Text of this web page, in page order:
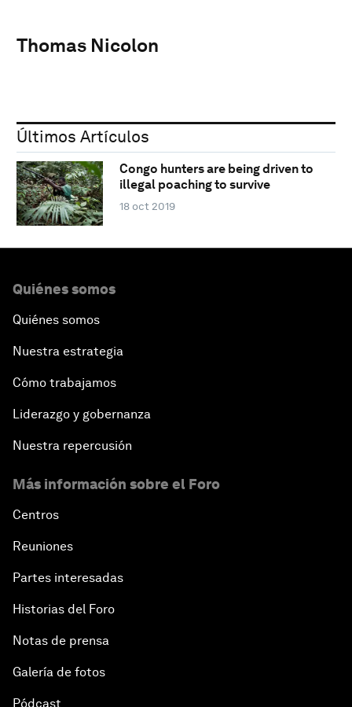
Thomas Nicolon
Últimos Artículos
Congo hunters are being driven to
illegal poaching to survive
18 oct 2019
Quiénes somos
Quiénes somos
Nuestra estrategia
Cómo trabajamos
Liderazgo y gobernanza
Nuestra repercusión
Más información sobre el Foro
Centros
Reuniones
Partes interesadas
Historias del Foro
Notas de prensa
Galería de fotos
Pódcast